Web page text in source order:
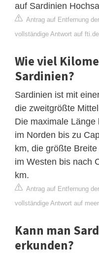
auf Sardinien
Antrag auf Entfernung
vollständige Antwort auf
Wie viel
Sardinien?
Sardinien ist mit
die zweitgrößte
Die maximale
im Norden bis zu
km, die größte
im Westen bis nach
km.
Antrag auf Entfernung
vollständige Antwort auf
Kann man
erkunden?